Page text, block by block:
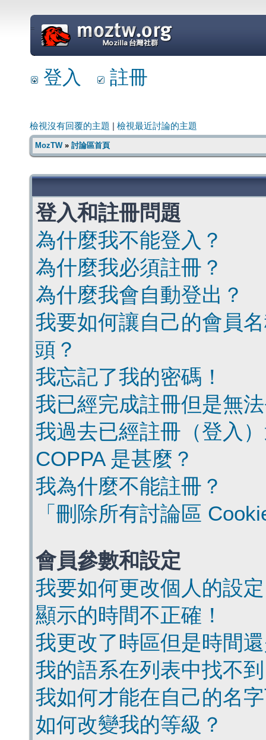
=
登入 註冊
檢視沒有回覆的主題 檢視最近討論的主題
MozTW» 討論區首頁
登入和註冊問題
為什麼我不能登入？
為什麼我必須註冊？
為什麼我會自動登出？
我要如何讓自己的會員
頭？
我忘記了我的密碼！
我已經完成註冊但是無
我過去已經註冊（登入
COPPA 是甚麼？
我為什麼不能註冊？
「刪除所有討論區
會員參數和設定
我要如何更改個人的設
顯示的時間不正確！
我更改了時區但是時間
我的語系在列表中找不
我如何才能在自己的名
如何改變我的等級？